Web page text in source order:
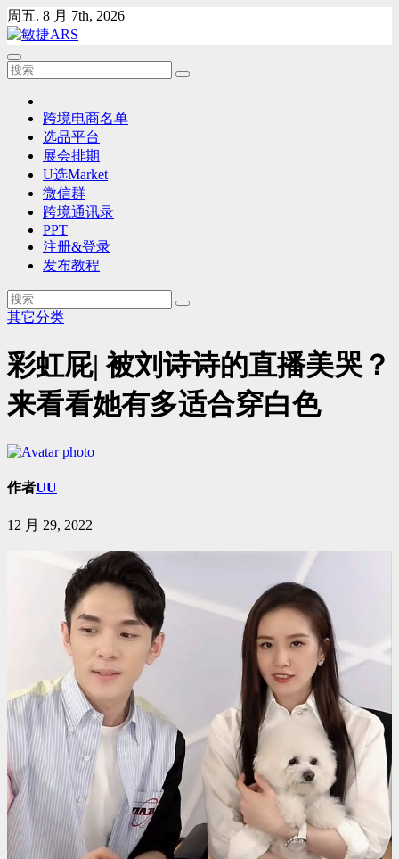
Skip
to
content
周五. 8 月 7th, 2026
跨境电商名单
选品平台
展会排期
U选Market
微信群
跨境通讯录
PPT
注册&登录
发布教程
其它分类
彩虹屁| 被刘诗诗的直播美哭？
来看看她有多适合穿白色
作者UU
12 月 29, 2022